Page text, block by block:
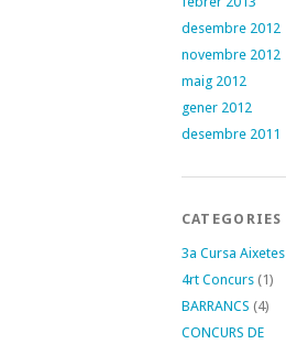
desembre 2012
novembre 2012
maig 2012
gener 2012
desembre 2011
CATEGORIES
3a Cursa Aixetes
4rt Concurs(1)
BARRANCS (4)
CONCURS DE